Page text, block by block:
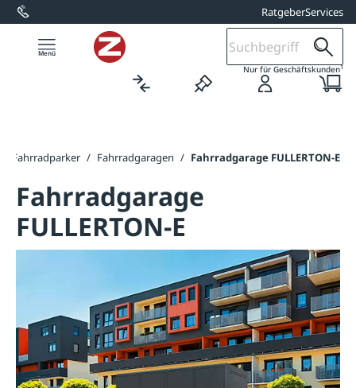
springen RatgeberServices
Nur für Geschäftskunden1
Fahrradparker / Fahrradgaragen / Fahrradgarage FULLERTON-E
Fahrradgarage
FULLERTON-E